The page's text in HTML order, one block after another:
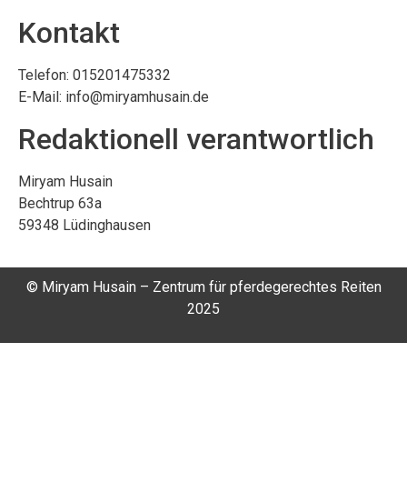
Kontakt
Telefon: 015201475332
E-Mail: info@miryamhusain.de
Redaktionell verantwortlich
Miryam Husain
Bechtrup 63a
59348 Lüdinghausen
© Miryam Husain – Zentrum für pferdegerechtes Reiten
2025